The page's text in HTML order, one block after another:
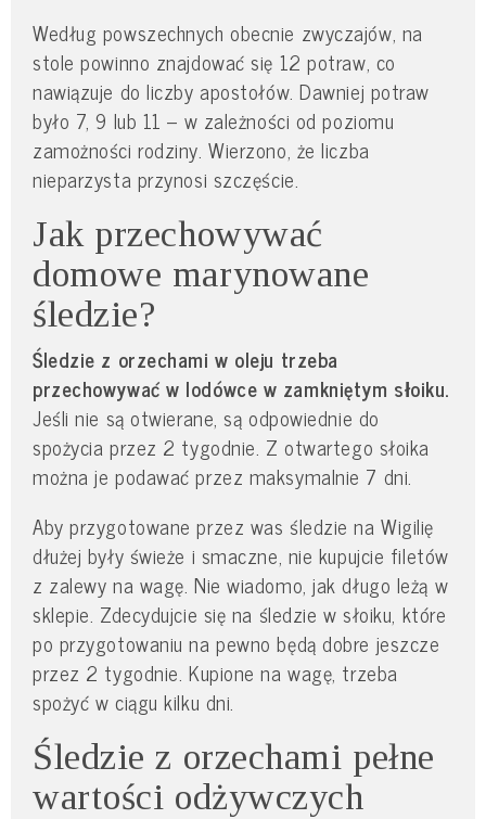
Według powszechnych obecnie zwyczajów, na
stole powinno znajdować się 12 potraw, co
nawiązuje do liczby apostołów. Dawniej potraw
było 7, 9 lub 11 – w zależności od poziomu
zamożności rodziny. Wierzono, że liczba
nieparzysta przynosi szczęście.
Jak przechowywać
domowe marynowane
śledzie?
Śledzie z orzechami w oleju trzeba
przechowywać w lodówce w zamkniętym słoiku.
Jeśli nie są otwierane, są odpowiednie do
spożycia przez 2 tygodnie. Z otwartego słoika
można je podawać przez maksymalnie 7 dni.
Aby przygotowane przez was śledzie na Wigilię
dłużej były świeże i smaczne, nie kupujcie filetów
z zalewy na wagę. Nie wiadomo, jak długo leżą w
sklepie. Zdecydujcie się na śledzie w słoiku, które
po przygotowaniu na pewno będą dobre jeszcze
przez 2 tygodnie. Kupione na wagę, trzeba
spożyć w ciągu kilku dni.
Śledzie z orzechami pełne
wartości odżywczych